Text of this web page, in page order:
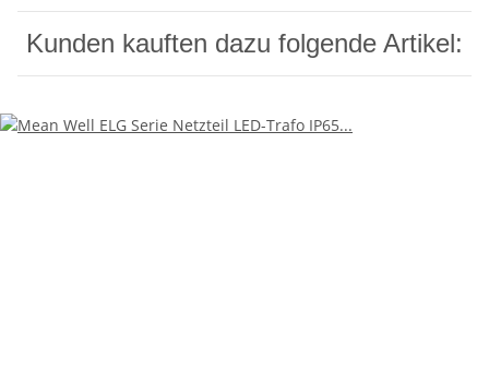
Kunden kauften dazu folgende Artikel: